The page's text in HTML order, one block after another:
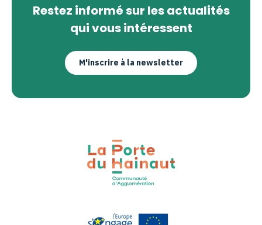
Restez informé sur les actualités
qui vous intéressent
M'inscrire à la newsletter